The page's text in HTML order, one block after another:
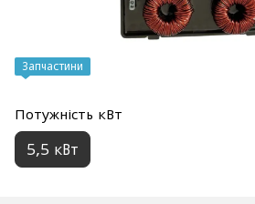
Запчастини
Потужність кВт
5,5 кВт